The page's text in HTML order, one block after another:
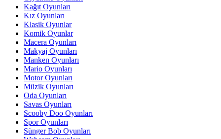
Kağıt Oyunları
Kız Oyunları
Klasik Oyunlar
Komik Oyunlar
Macera Oyunları
Makyaj Oyunları
Manken Oyunları
Mario Oyunları
Motor Oyunları
Müzik Oyunları
Oda Oyunları
Savas Oyunları
Scooby Doo Oyunları
Spor Oyunları
Sünger Bob Oyunları